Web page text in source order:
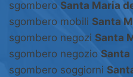
sgombero Santa Maria
sgombero mobili Santa
sgombero negozi Santa
sgombero negozio Santa
sgombero soggiorni